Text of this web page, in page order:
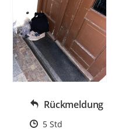
Rückmeldung
Zeitpunkt des Erstellens
5 Std